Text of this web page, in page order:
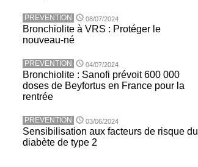
PREVENTION 08/07/2024
Bronchiolite à VRS : Protéger le
nouveau-né
PREVENTION 04/07/2024
Bronchiolite : Sanofi prévoit 600 000
doses de Beyfortus en France pour la
rentrée
PREVENTION 03/06/2024
Sensibilisation aux facteurs de risque du
diabète de type 2